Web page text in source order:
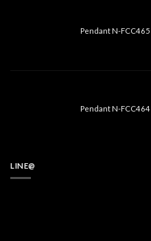
Pendant N-FCC465
Pendant N-FCC464
LINE@